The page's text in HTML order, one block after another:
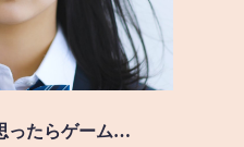
ったらゲーム…